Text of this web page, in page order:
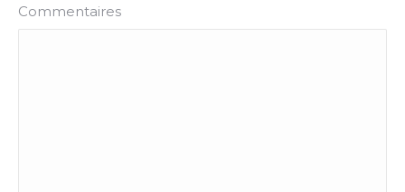
Commentaires